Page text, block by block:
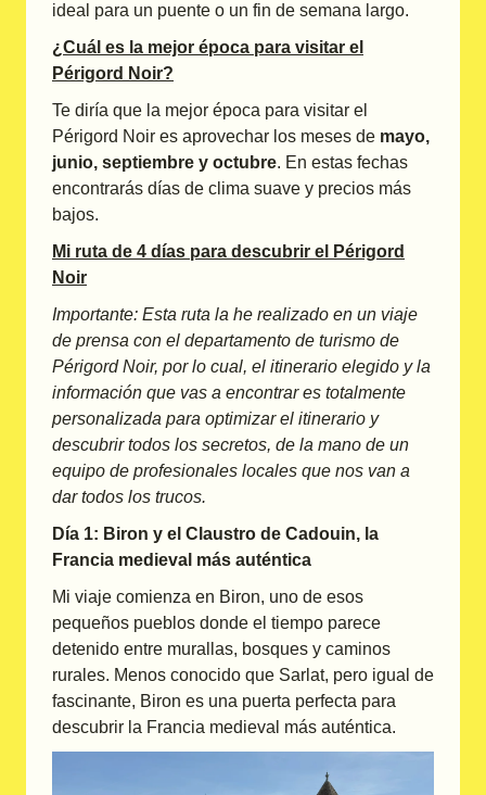
ideal para un puente o un fin de semana largo.
¿Cuál es la mejor época para visitar el
Périgord Noir?
Te diría que la mejor época para visitar el
Périgord Noir es aprovechar los meses de mayo,
junio, septiembre y octubre. En estas fechas
encontrarás días de clima suave y precios más
bajos.
Mi ruta de 4 días para descubrir el Périgord
Noir
Importante: Esta ruta la he realizado en un viaje
de prensa con el departamento de turismo de
Périgord Noir, por lo cual, el itinerario elegido y la
información que vas a encontrar es totalmente
personalizada para optimizar el itinerario y
descubrir todos los secretos, de la mano de un
equipo de profesionales locales que nos van a
dar todos los trucos.
Día 1: Biron y el Claustro de Cadouin, la
Francia medieval más auténtica
Mi viaje comienza en Biron, uno de esos
pequeños pueblos donde el tiempo parece
detenido entre murallas, bosques y caminos
rurales. Menos conocido que Sarlat, pero igual de
fascinante, Biron es una puerta perfecta para
descubrir la Francia medieval más auténtica.